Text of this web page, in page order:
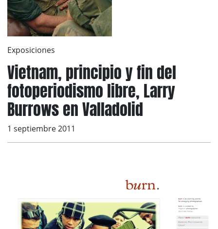
Exposiciones
Vietnam, principio y fin del
fotoperiodismo libre, Larry
Burrows en Valladolid
1 septiembre 2011